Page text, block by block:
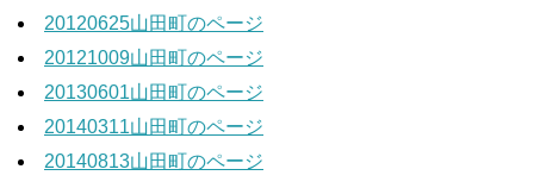
20120625山田町のページ
20121009山田町のページ
20130601山田町のページ
20140311山田町のページ
20140813山田町のページ